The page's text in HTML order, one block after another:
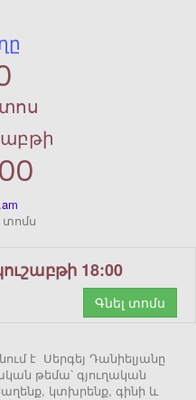
տոմս
18:00
Գնել տոմս
է Սերգեյ Դանիելյանը
թեմա՝ գյուղական
կտխրենք, գինի և